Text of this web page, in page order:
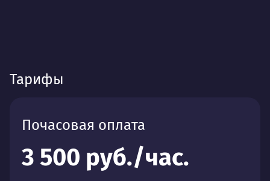
Тарифы
Почасовая оплата
3 500 руб./час.